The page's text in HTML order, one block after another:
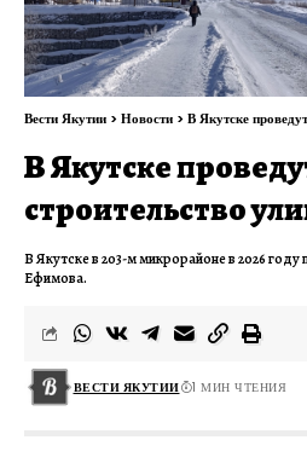
Вести Якутии >Новости >В Якутске
В Якутске
строительство
В Якутске в 203-м микрорайоне в 2026
Ефимова.
ВЕСТИ ЯКУТИИ 1 МИН ЧТЕНИЯ